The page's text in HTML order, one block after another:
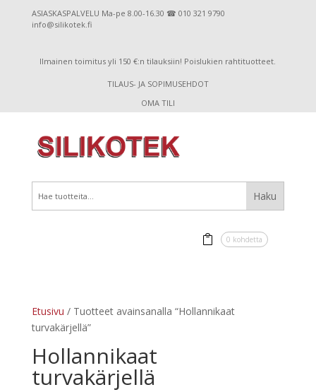
ASIASKASPALVELU Ma-pe 8.00-16.30 ☎ 010 321 9790
info@silikotek.fi
Ilmainen toimitus yli 150 €:n tilauksiin! Poislukien rahtituotteet.
TILAUS- JA SOPIMUSEHDOT
OMA TILI
0 kohdetta
Etusivu / Tuotteet avainsanalla “Hollannikaat
turvakärjellä”
Hollannikaat
turvakärjellä